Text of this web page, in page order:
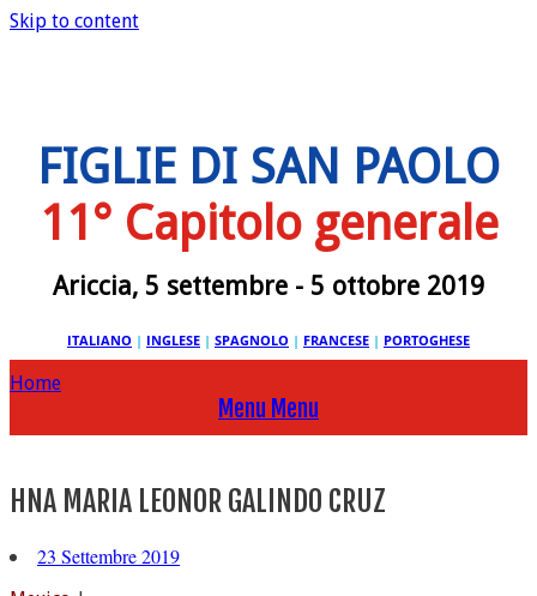
Skip to content
FIGLIE DI SAN PAOLO
11° Capitolo generale
Ariccia, 5 settembre - 5 ottobre 2019
ITALIANO | INGLESE | SPAGNOLO | FRANCESE | PORTOGHESE
Home
Menu Menu
HNA MARIA LEONOR GALINDO CRUZ
23 Settembre 2019